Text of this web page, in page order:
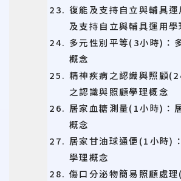
復能及支持自立與輔具
及支持自立與輔具運用學
多元性別平等(3小時)：
概念
精神疾病之認識與照顧
之認識與照顧學理概念
居家血糖測量(1小時)：
概念
居家甘油球通便(1小時)
學理概念
傷口分泌物簡易照顧處